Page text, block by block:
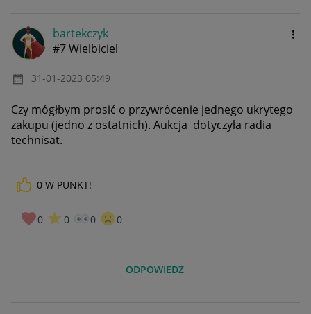
bartekczyk
#7 Wielbiciel
‎31-01-2023 05:49
Czy mógłbym prosić o przywrócenie jednego ukrytego
zakupu (jedno z ostatnich). Aukcja dotyczyła radia
technisat.
0 W PUNKT!
0 0 0 0
ODPOWIEDZ